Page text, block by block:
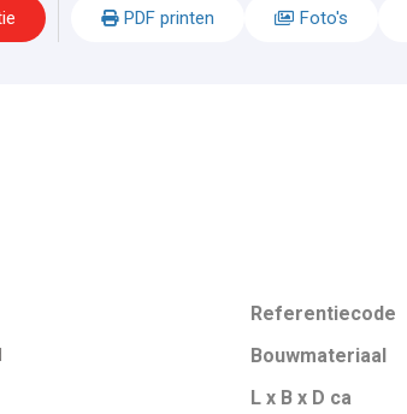
PDF printen Foto's
Referentiecode
Bouwmateriaal
L x B x D ca